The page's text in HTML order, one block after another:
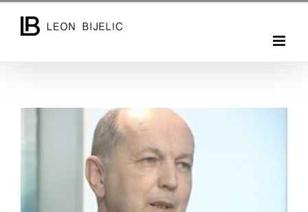
BORISLAV BIJELIĆ – STAV TV K3 2013.